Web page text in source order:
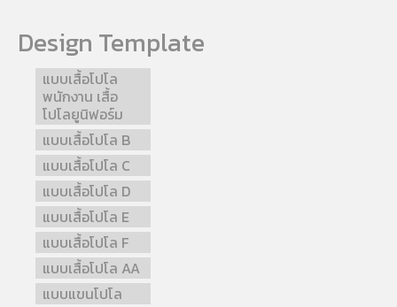
Design Template
แบบเสื้อโปโล
พนักงาน เสื้อ
โปโลยูนิฟอร์ม
แบบเสื้อโปโล B
แบบเสื้อโปโล C
แบบเสื้อโปโล D
แบบเสื้อโปโล E
แบบเสื้อโปโล F
แบบเสื้อโปโล AA
แบบแขนโปโล